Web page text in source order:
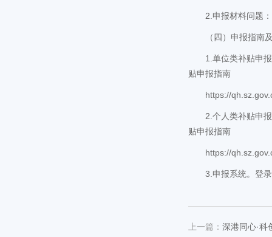
2.申报材料问题
（四）申报指南
1.单位类补贴申
贴申报指南
https://
2.个人类补贴申
贴申报指南
https://
3.申报系统。登
上一篇： 深港同心·